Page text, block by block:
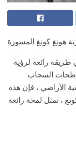
هونغ كونغ المسورة
طريقة رائعة لرؤية
السحاب
الأراضي ، فإن هذه
، تمثل لمحة رائعة